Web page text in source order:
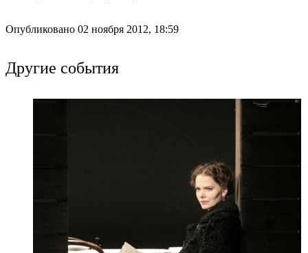
Опубликовано 02 ноября 2012, 18:59
Другие события